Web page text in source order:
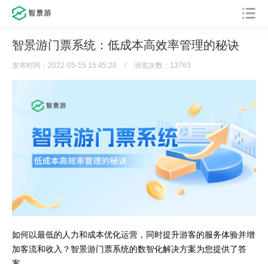
智景游门票系统：低成本高效率管理的秘诀
发布时间：2022-05-15 15:45:20 / 浏览次数：13763
如何以最低的人力和成本优化运营，同时提升游客的服务体验并增
加客流和收入？智景游门票系统的数智化解决方案为您提供了答